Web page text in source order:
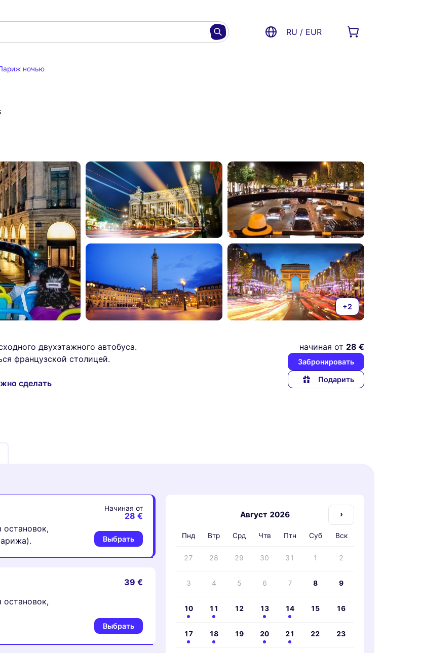
RU / EUR
ночью
+2
двухэтажного автобуса.
французской столицей.
сделать
начиная от 28 €
Забронировать
Подарить
остановок,
Начиная от
28 €
Выбрать
остановок,
39 €
Выбрать
Август 2026 ›
Пнд Втр Срд Чтв Птн Суб Вск
27 28 29 30 31 1 2
3 4 5 6 7 8 9
10 11 12 13 14 15 16
17 18 19 20 21 22 23